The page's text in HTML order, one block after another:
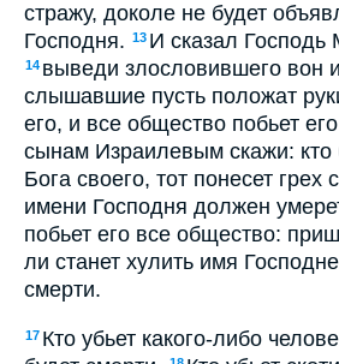
стражу, доколе не будет
Господня. 13 И сказал Господь
14 выведи злословившего вон
слышавшие пусть положат
его, и все общество побьет
сынам Израилевым скажи: кто
Бога своего, тот понесет грех
имени Господня должен
побьет его все общество:
ли станет хулить имя
смерти.
17 Кто убьет какого-либо